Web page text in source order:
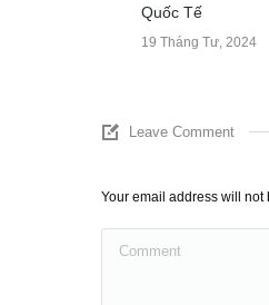
Quốc Tế
19 Tháng Tư, 2024
Leave Comment
Your email address will